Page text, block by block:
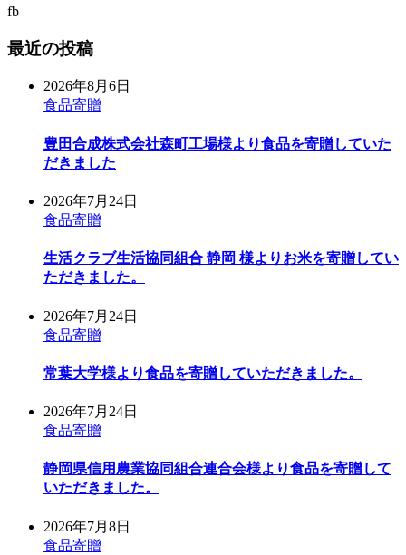
fb
最近の投稿
2026年8月6日
食品寄贈
豊田合成株式会社森町工場様より食品を寄贈していた
だきました
2026年7月24日
食品寄贈
生活クラブ生活協同組合 静岡 様よりお米を寄贈してい
ただきました。
2026年7月24日
食品寄贈
常葉大学様より食品を寄贈していただきました。
2026年7月24日
食品寄贈
静岡県信用農業協同組合連合会様より食品を寄贈して
いただきました。
2026年7月8日
食品寄贈